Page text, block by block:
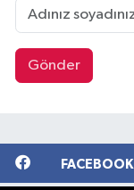
Gönder
FACEBOOK